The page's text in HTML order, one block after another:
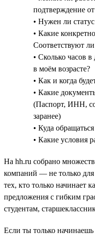
подтверждение
• Нужен ли
• Какие
Соответствуют
• Сколько часов
в моём возрасте?
• Как и когда
• Какие
(Паспорт, ИНН,
заранее)
• Куда
• Какие условия
На hh.ru собрано
компаний — не только
тех, кто только начинает
предложения с гибким
студентам,
Если ты только